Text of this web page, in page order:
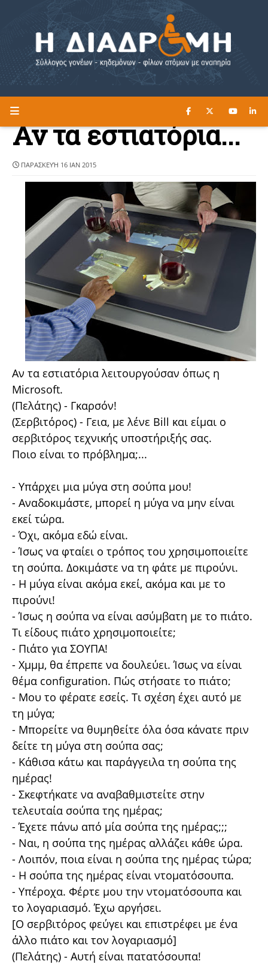
Η ΔΙΑΔΡΟΜΗ ΔΙΑΒΑΣΤΕ ΕΔΩ ►
Αν τα εστιατόρια...
ΠΑΡΑΣΚΕΥΉ 16 ΙΑΝ 2015
Αν τα εστιατόρια λειτουργούσαν όπως η
Microsoft.
(Πελάτης) - Γκαρσόν!
(Σερβιτόρος) - Γεια, με λένε Bill και είμαι ο
σερβιτόρος τεχνικής υποστήριξής σας.
Ποιο είναι το πρόβλημα;...
- Υπάρχει μια μύγα στη σούπα μου!
- Αναδοκιμάστε, μπορεί η μύγα να μην είναι
εκεί τώρα.
- Όχι, ακόμα εδώ είναι.
- Ίσως να φταίει ο τρόπος του χρησιμοποιείτε
τη σούπα. Δοκιμάστε να τη φάτε με πιρούνι.
- Η μύγα είναι ακόμα εκεί, ακόμα και με το
πιρούνι!
- Ίσως η σούπα να είναι ασύμβατη με το πιάτο.
Τι είδους πιάτο χρησιμοποιείτε;
- Πιάτο για ΣΟΥΠΑ!
- Χμμμ, θα έπρεπε να δουλεύει. Ίσως να είναι
θέμα configuration. Πώς στήσατε το πιάτο;
- Μου το φέρατε εσείς. Τι σχέση έχει αυτό με
τη μύγα;
- Μπορείτε να θυμηθείτε όλα όσα κάνατε πριν
δείτε τη μύγα στη σούπα σας;
- Κάθισα κάτω και παράγγειλα τη σούπα της
ημέρας!
- Σκεφτήκατε να αναβαθμιστείτε στην
τελευταία σούπα της ημέρας;
- Έχετε πάνω από μία σούπα της ημέρας;;;
- Ναι, η σούπα της ημέρας αλλάζει κάθε ώρα.
- Λοιπόν, ποια είναι η σούπα της ημέρας τώρα;
- Η σούπα της ημέρας είναι ντοματόσουπα.
- Υπέροχα. Φέρτε μου την ντοματόσουπα και
το λογαριασμό. Έχω αργήσει.
[Ο σερβιτόρος φεύγει και επιστρέφει με ένα
άλλο πιάτο και τον λογαριασμό]
(Πελάτης) - Αυτή είναι πατατόσουπα!